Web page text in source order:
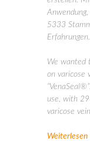
5333
Erfahrungen.
We wanted
on varicose
use, with
varicose
Weiterlesen